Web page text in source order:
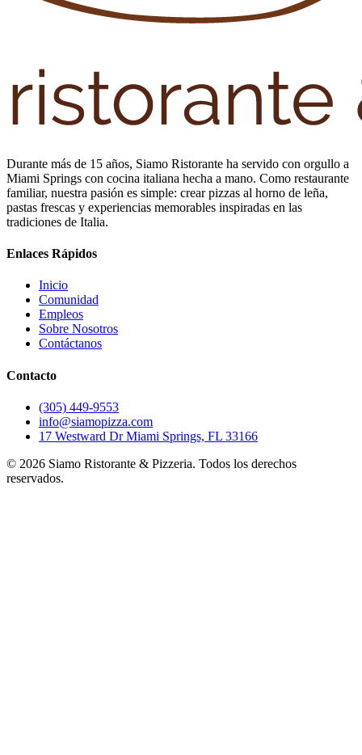
Durante más de 15 años, Siamo Ristorante ha servido con orgullo a
Miami Springs con cocina italiana hecha a mano. Como restaurante
familiar, nuestra pasión es simple: crear pizzas al horno de leña,
pastas frescas y experiencias memorables inspiradas en las
tradiciones de Italia.
Enlaces Rápidos
Inicio
Comunidad
Empleos
Sobre Nosotros
Contáctanos
Contacto
(305) 449-9553
info@siamopizza.com
17 Westward Dr Miami Springs, FL 33166
© 2026 Siamo Ristorante & Pizzeria. Todos los derechos
reservados.